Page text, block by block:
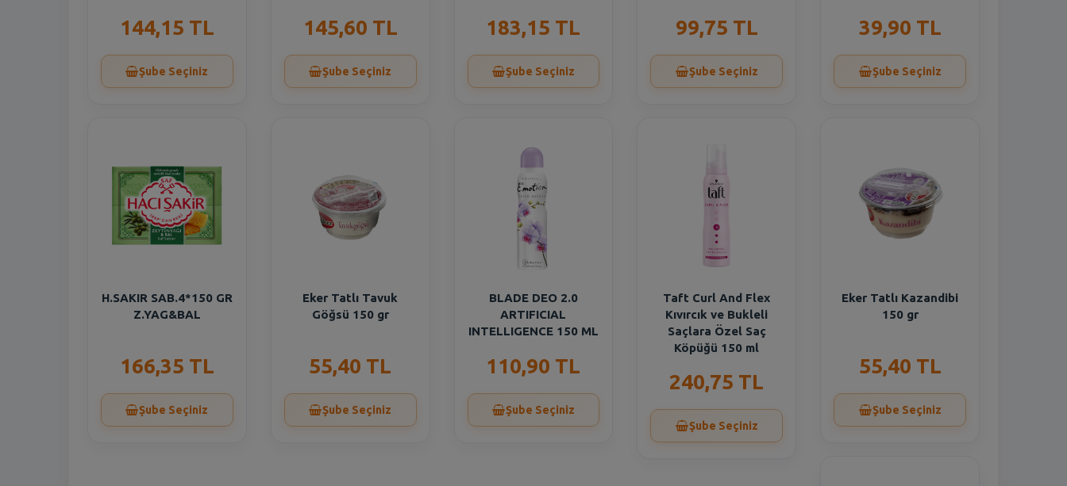
144,15 TL
Şube Seçiniz
145,60 TL
Şube Seçiniz
183,15 TL
Şube Seçiniz
99,75 TL
Şube Seçiniz
39,90 TL
Şube Seçiniz
H.SAKIR SAB.4*150 GR
Z.YAG&BAL
166,35 TL
Şube Seçiniz
Eker Tatlı Tavuk
Göğsü 150 gr
55,40 TL
Şube Seçiniz
BLADE DEO 2.0
ARTIFICIAL
INTELLIGENCE 150 ML
110,90 TL
Şube Seçiniz
Taft Curl And Flex
Kıvırcık ve Bukleli
Saçlara Özel Saç
Köpüğü 150 ml
240,75 TL
Şube Seçiniz
Eker Tatlı Kazandibi
150 gr
55,40 TL
Şube Seçiniz